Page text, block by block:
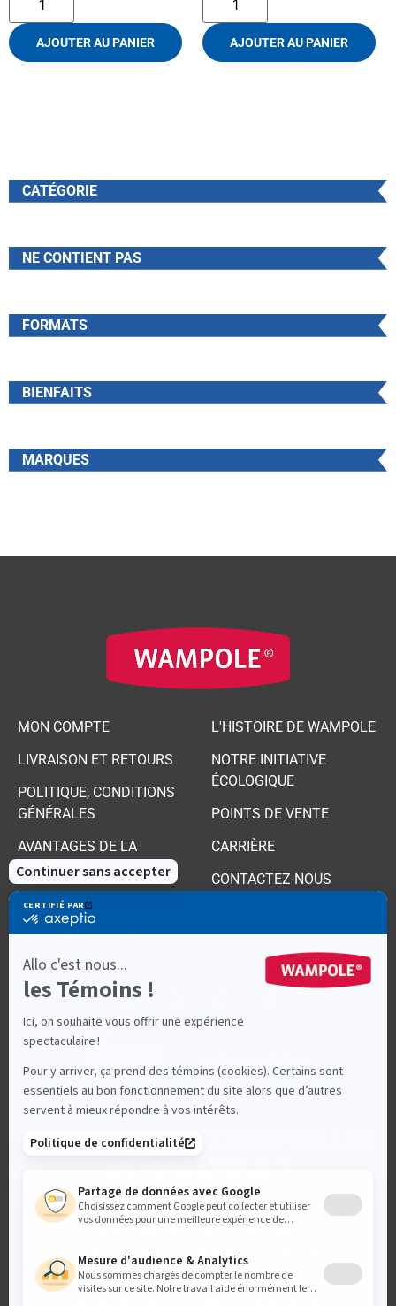
CATÉGORIE
NE CONTIENT PAS
FORMATS
BIENFAITS
MARQUES
AJOUTER AU PANIER AJOUTER AU PANIER
MON COMPTE
LIVRAISON ET RETOURS
POLITIQUE, CONDITIONS
GÉNÉRALES
AVANTAGES DE LA
BOUTIQUE
PRODUITS
FAITS SUR LA SANTÉ
L'HISTOIRE DE WAMPOLE
NOTRE INITIATIVE
ÉCOLOGIQUE
POINTS DE VENTE
CARRIÈRE
CONTACTEZ-NOUS
AVEZ-VOUS DES NOUVELLES
DE WAMPOLE ?
Vous souhaitez être sûr de ne manquer aucun lancement
ni aucune réédition d’un produit ?